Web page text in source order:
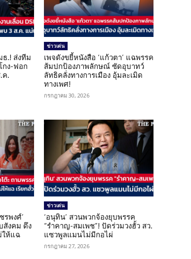
ธ.! ส่งทีม
กง-ฟอก
ค.
ข่าวเด่น
เพจดังขยี้หนังสือ ‘แก้วตา’ แฉพรรค
ส้มปกป้องภาพลักษณ์ ซัดอุบาทว์
ลัทธิคลั่งทางการเมือง อุ้มละเมิด
ทางเพศ!
กรกฎาคม 30, 2026
รพงศ์’
สังคม ดึง
ให้แฉ
ข่าวเด่น
‘อนุทิน’ สวนพวกจ้องยุบพรรค
“รำคาญ-สมเพช”! ปัดร่วมวงฮั้ว สว.
แซวพูลแมนไม่มีกอไผ่
กรกฎาคม 27, 2026